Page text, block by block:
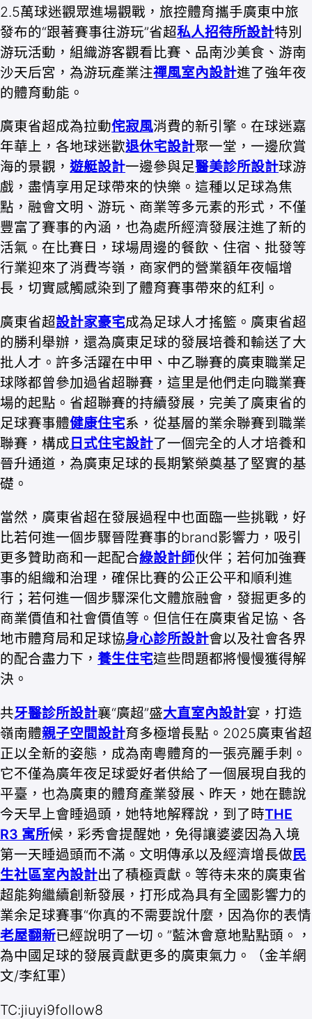
2.5萬球迷觀眾進場觀戰，旅控體育攜手廣東中旅
發布的“跟著賽事往游玩”省超私人招待所設計特別
游玩活動，組織游客觀看比賽、品南沙美食、游南
沙天后宮，為游玩產業注禪風室內設計進了強年夜
的體育動能。
廣東省超成為拉動侘寂風消費的新引擎。在球迷嘉
年華上，各地球迷歡退休宅設計聚一堂，一邊欣賞
海的景觀， 遊艇設計一邊參與足醫美診所設計球游
戲，盡情享用足球帶來的快樂。這種以足球為焦
點，融會文明、游玩、商業等多元素的形式，不僅
豐富了賽事的內涵，也為處所經濟發展注進了新的
活氣。在比賽日，球場周邊的餐飲、住宿、批發等
行業迎來了消費岑嶺，商家們的營業額年夜幅增
長，切實感觸感染到了體育賽事帶來的紅利。
廣東省超設計家豪宅成為足球人才搖籃。廣東省超
的勝利舉辦，還為廣東足球的發展培養和輸送了大
批人才。許多活躍在中甲、中乙聯賽的廣東職業足
球隊都曾參加過省超聯賽，這里是他們走向職業賽
場的起點。省超聯賽的持續發展，完美了廣東省的
足球賽事體健康住宅系，從基層的業余聯賽到職業
聯賽，構成 日式住宅設計了一個完全的人才培養和
晉升通道，為廣東足球的長期繁榮奠基了堅實的基
礎。
當然，廣東省超在發展過程中也面臨一些挑戰，好
比若何進一個步驟晉陞賽事的brand影響力，吸引
更多贊助商和一起配合綠設計師伙伴；若何加強賽
事的組織和治理，確保比賽的公正公平和順利進
行；若何進一個步驟深化文體旅融會，發掘更多的
商業價值和社會價值等。但信任在廣東省足協、各
地市體育局和足球協身心診所設計會以及社會各界
的配合盡力下， 養生住宅這些問題都將慢慢獲得解
決。
共牙醫診所設計襄“廣超”盛大直室內設計宴，打造
嶺南體親子空間設計育多極增長點。2025廣東省超
正以全新的姿態，成為南粵體育的一張亮麗手刺。
它不僅為廣年夜足球愛好者供給了一個展現自我的
平臺，也為廣東的體育產業發展、昨天，她在聽說
今天早上會睡過頭，她特地解釋說，到了時THE
R3 寓所候，彩秀會提醒她，免得讓婆婆因為入境
第一天睡過頭而不滿。文明傳承以及經濟增長做民
生社區室內設計出了積極貢獻。等待未來的廣東省
超能夠繼續創新發展，打形成為具有全國影響力的
業余足球賽事“你真的不需要說什麼，因為你的表情
老屋翻新已經說明了一切。”藍沐會意地點點頭。，
為中國足球的發展貢獻更多的廣東氣力。（金羊網
文/李紅軍）
TC:jiuyi9follow8